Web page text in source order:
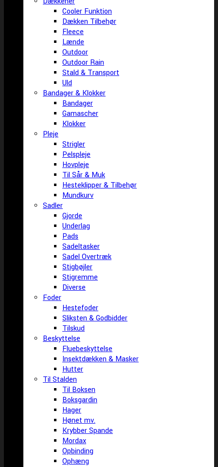
Cooler Funktion
Dækken Tilbehør
Fleece
Lænde
Outdoor
Outdoor Rain
Stald & Transport
Uld
Bandager & Klokker
Bandager
Gamascher
Klokker
Pleje
Strigler
Pelspleje
Hovpleje
Til Sår & Muk
Hesteklipper & Tilbehør
Mundkurv
Sadler
Gjorde
Underlag
Pads
Sadeltasker
Sadel Overtræk
Stigbøjler
Stigremme
Diverse
Foder
Hestefoder
Sliksten & Godbidder
Tilskud
Beskyttelse
Fluebeskyttelse
Insektdækken & Masker
Hutter
Til Stalden
Til Boksen
Boksgardin
Hager
Hønet mv.
Krybber Spande
Mordax
Opbinding
Ophæng